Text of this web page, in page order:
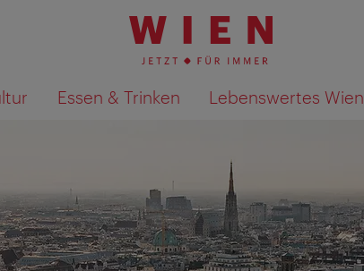
Essen & Trinken Lebenswertes Wien